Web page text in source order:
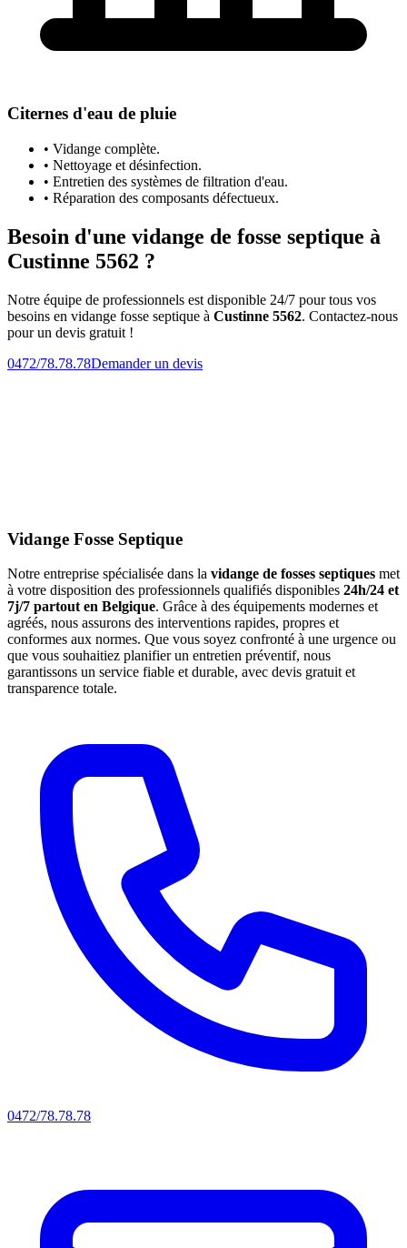
Citernes d'eau de pluie
• Vidange complète.
• Nettoyage et désinfection.
• Entretien des systèmes de filtration d'eau.
• Réparation des composants défectueux.
Besoin d'une vidange de fosse septique à
Custinne 5562 ?
Notre équipe de professionnels est disponible 24/7 pour tous vos
besoins en vidange fosse septique à Custinne 5562. Contactez-nous
pour un devis gratuit !
0472/78.78.78Demander un devis
Vidange Fosse Septique
Notre entreprise spécialisée dans la vidange de fosses septiques met
à votre disposition des professionnels qualifiés disponibles 24h/24 et
7j/7 partout en Belgique. Grâce à des équipements modernes et
agréés, nous assurons des interventions rapides, propres et
conformes aux normes. Que vous soyez confronté à une urgence ou
que vous souhaitiez planifier un entretien préventif, nous
garantissons un service fiable et durable, avec devis gratuit et
transparence totale.
0472/78.78.78